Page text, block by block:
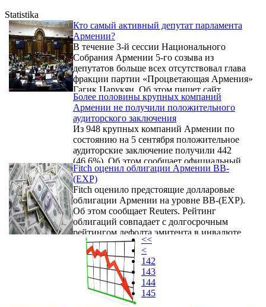
Statistika
Кто самый активный депутат парламента
Армении?
В течение 3-й сессии Национального
Собрания Армении 5-го созыва из
депутатов больше всех отсутствовал глава
фракции партии «Процветающая Армения»
Гагик Царукян. Об этом пишет сайт
parliamentmonitoring.am, подводя итоги
весенней сессии парламента.
Более половины крупных компаний
Армении не получили положительного
аудиторского заключения
Из 948 крупных компаний Армении по
состоянию на 5 сентября положительное
аудиторские заключение получили 442
(46.6%). Об этом сообщает официальный
сайт Министерства финансов. 204
компаний заключения не получили, а 295
вовсе не прошли аудита.
Fitch оценил облигации Армении BB-
(EXP)
Fitch оценило предстоящие долларовые
облигации Армении на уровне BB-(EXP).
Об этом сообщает Reuters. Рейтинг
облигаций совпадает с долгосрочным
рейтингом дефолта эмитента в инвалюте
(IDR), составляющим BB-. Прогноз по
рейтингу стабильный.
<<
<
142
143
144
145